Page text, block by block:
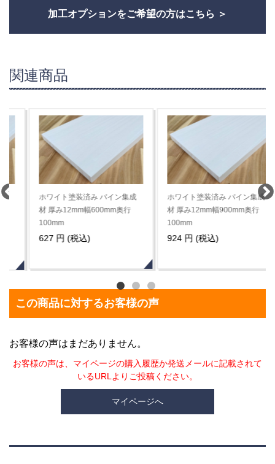
加工オプションをご希望の方はこちら
関連商品
ホワイト塗装済み パイン集成
材 厚み12mm幅600mm奥行
100mm
627 円 (税込)
ホワイト塗装済み パイン集成
材 厚み12mm幅900mm奥行
100mm
924 円 (税込)
この商品に対するお客様の声
お客様の声はまだありません。
お客様の声は、マイページの購入履歴か発送メールに記載されて
いるURLよりご投稿ください。
マイページへ